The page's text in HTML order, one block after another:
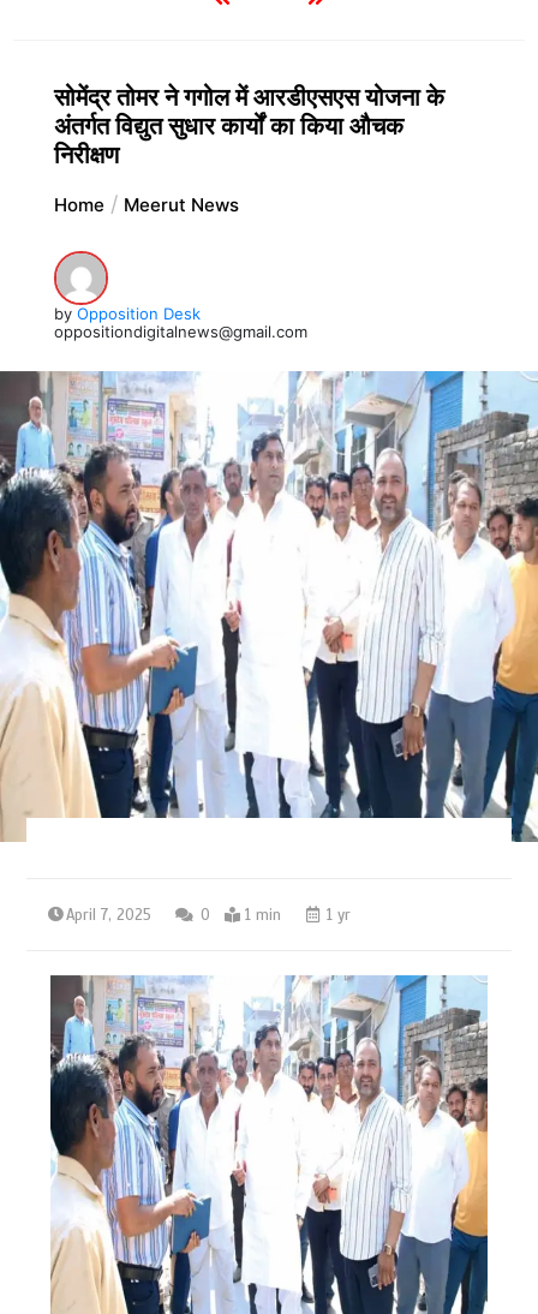
सोमेंद्र तोमर ने गगोल में आरडीएसएस योजना के
अंतर्गत विद्युत सुधार कार्यों का किया औचक
निरीक्षण
Home Meerut News
by Opposition Desk
oppositiondigitalnews@gmail.com
April 7, 2025 0 1 min 1 yr